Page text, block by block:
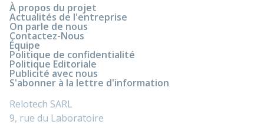
À propos du projet
Actualités de l'entreprise
On parle de nous
Contactez-Nous
Équipe
Politique de confidentialité
Politique Editoriale
Publicité avec nous
S'abonner à la lettre d'information
Relotech SARL
9, rue du Laboratoire